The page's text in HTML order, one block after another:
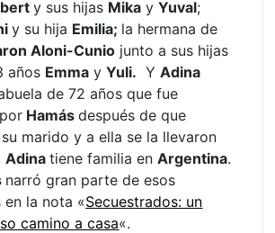
y sus hijas Mika yYuval;
y su hija Emilia; la hermana de
Aloni-Cunio junto a sus hijas
años Emma yYuli. YAdina
de 72 años que fue
Hamásdespués de que
marido y a ella se la llevaron
Adinatiene familia enArgentina.
narró gran parte de esos
en la nota «Secuestrados: un
camino a casa«.